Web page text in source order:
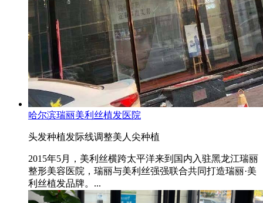
哈尔滨瑞丽美利丝植发医院
头发种植发际线调整美人尖种植
2015年5月，美利丝横跨太平洋来到国内入驻黑龙江瑞丽
整形美容医院，瑞丽与美利丝强强联合共同打造瑞丽·美
利丝植发品牌。...